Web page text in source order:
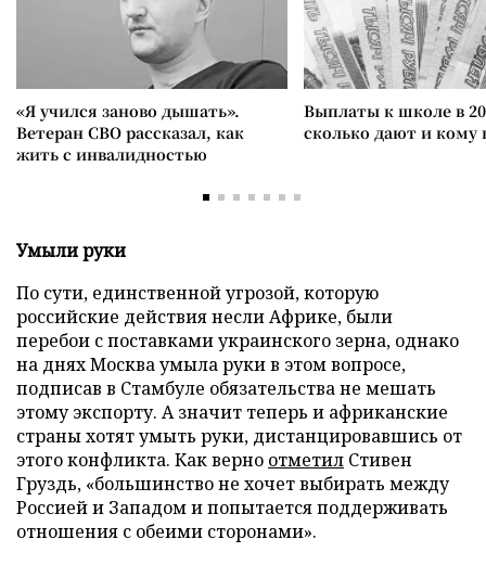
«Я учился заново дышать».
Ветеран СВО рассказал, как
жить с инвалидностью
Выплаты к школе в
сколько дают и
Умыли руки
По сути, единственной угрозой, которую
российские действия несли Африке, были
перебои с поставками украинского зерна, однако
на днях Москва умыла руки в этом вопросе,
подписав в Стамбуле обязательства не мешать
этому экспорту. А значит теперь и африканские
страны хотят умыть руки, дистанцировавшись от
этого конфликта. Как верно отметил Стивен
Груздь, «большинство не хочет выбирать между
Россией и Западом и попытается поддерживать
отношения с обеими сторонами».